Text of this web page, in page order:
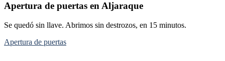
Apertura de puertas en Aljaraque
Se quedó sin llave. Abrimos sin destrozos, en 15 minutos.
Apertura de puertas